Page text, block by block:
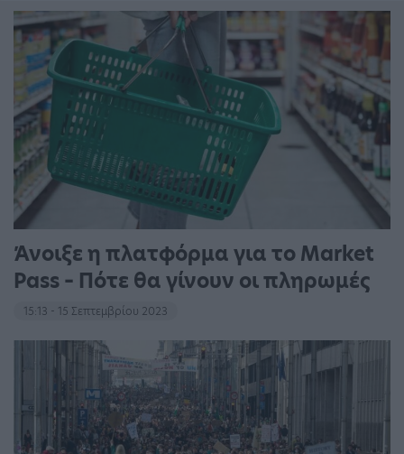
Άνοιξε η πλατφόρμα για το Market
Pass – Πότε θα γίνουν οι πληρωμές
15:13 - 15 Σεπτεμβρίου 2023